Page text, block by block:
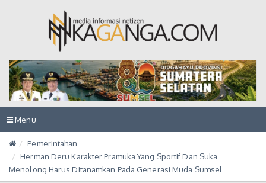
Toggle
navigation
Menu
Pemerintahan
Herman Deru Karakter Pramuka Yang Sportif Dan Suka
Menolong Harus Ditanamkan Pada Generasi Muda Sumsel